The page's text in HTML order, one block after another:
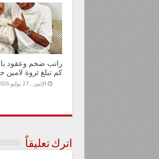
راتب ضخم وعقود
كم تبلغ ثروة لامين
الإثنين , 27 يوليو 2026
اترك تعليقاً